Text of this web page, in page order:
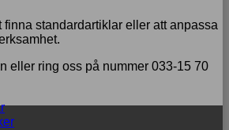
standardartiklar eller att anpassa
eller ring oss på nummer 033-15 70